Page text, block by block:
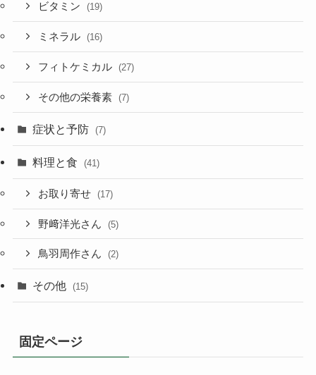
ビタミン (19)
ミネラル (16)
フィトケミカル (27)
その他の栄養素 (7)
症状と予防 (7)
料理と食 (41)
お取り寄せ (17)
野﨑洋光さん (5)
鳥羽周作さん (2)
その他 (15)
固定ページ